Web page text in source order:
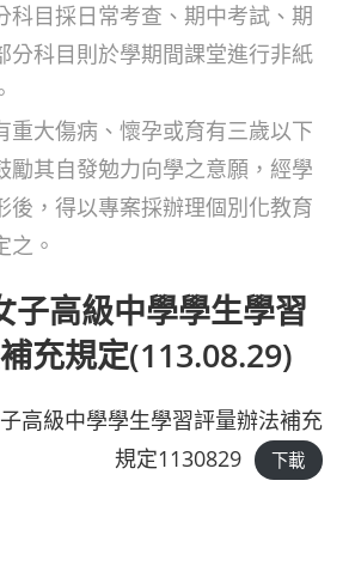
科目採日常考查、期中考試、期
分科目則於學期間課堂進行非紙
大傷病、懷孕或育有三歲以下
勵其自發勉力向學之意願，經學
後，得以專案採辦理個別化教育
之。
子高級中學學生學習
充規定(113.08.29)
高級中學學生學習評量辦法補充
規定1130829
下載